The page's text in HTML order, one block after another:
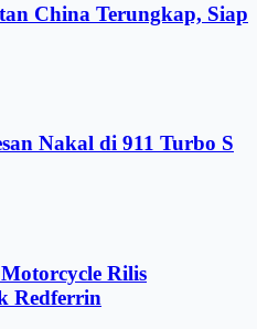
China Terungkap, Siap
Nakal di 911 Turbo S
Rilis
Redferrin